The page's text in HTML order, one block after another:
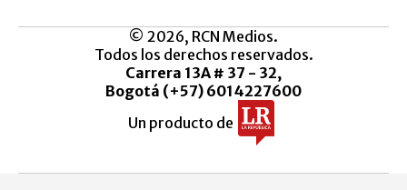
© 2026, RCN Medios.
Todos los derechos reservados.
Carrera 13A # 37 - 32,
Bogotá (+57) 6014227600
Un producto de